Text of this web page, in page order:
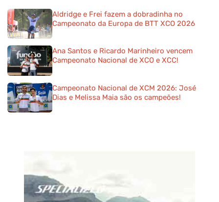
Aldridge e Frei fazem a dobradinha no
Campeonato da Europa de BTT XCO 2026
Ana Santos e Ricardo Marinheiro vencem
Campeonato Nacional de XCO e XCC!
Campeonato Nacional de XCM 2026: José
Dias e Melissa Maia são os campeões!